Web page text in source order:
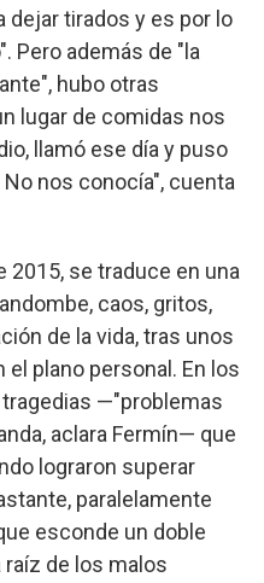
dejar tirados y es por lo
Pero además de "la
hubo otras
lugar de comidas nos
llamó ese día y puso
nos conocía", cuenta
2015, se traduce en una
caos, gritos,
de la vida, tras unos
plano personal. En los
—"problemas
aclara Fermín— que
lograron superar
paralelamente
esconde un doble
de los malos